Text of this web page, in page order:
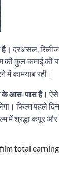
है। दरअसल, रिलीज
की कुल कमाई की
में कामयाब रही।
के आस-पास है। ऐसे
फिल्म पहले दिन
में श्रद्धा कपूर
film total